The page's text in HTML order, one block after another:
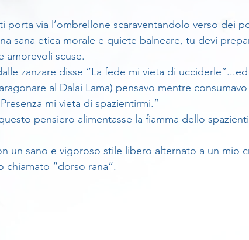
porta via l’ombrellone scaraventandolo verso dei
sana etica morale e quiete balneare, tu devi
amorevoli scuse.
al Dalai Lama) pensavo mentre
mi vieta di spazientirmi.”
pensiero alimentasse la fiamma dello
un sano e vigoroso stile libero alternato a un mio
“dorso rana”.